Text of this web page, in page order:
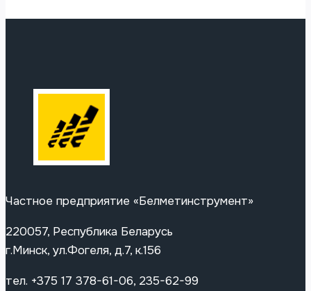
Частное предприятие «Белметинструмент»
220057, Республика Беларусь
г.Минск, ул.Фогеля, д.7, к.156
тел. +375 17 378-61-06, 235-62-99